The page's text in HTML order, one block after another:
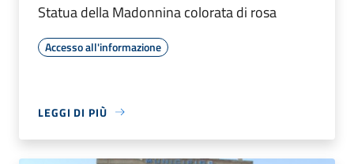
Statua della Madonnina colorata di rosa
Accesso all'informazione
LEGGI DI PIÙ